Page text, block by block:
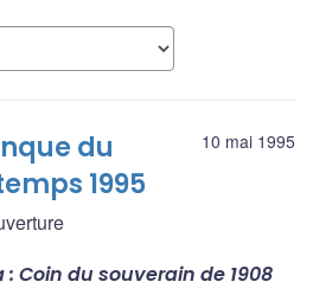
10 mai 1995
du
1995
Coin du souverain de 1908